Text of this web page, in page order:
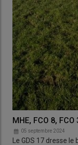
MHE, FCO 8,
05 septembre 2024
Le GDS 17 dresse